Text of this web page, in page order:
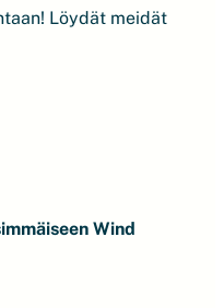
Löydät meidät
Wind